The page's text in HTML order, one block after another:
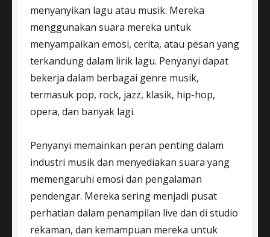
menyanyikan lagu atau musik. Mereka
menggunakan suara mereka untuk
menyampaikan emosi, cerita, atau pesan yang
terkandung dalam lirik lagu. Penyanyi dapat
bekerja dalam berbagai genre musik,
termasuk pop, rock, jazz, klasik, hip-hop,
opera, dan banyak lagi.
Penyanyi memainkan peran penting dalam
industri musik dan menyediakan suara yang
memengaruhi emosi dan pengalaman
pendengar. Mereka sering menjadi pusat
perhatian dalam penampilan live dan di studio
rekaman, dan kemampuan mereka untuk